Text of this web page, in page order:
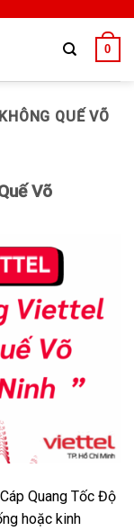
0
QUẾ VÕ
Võ
Quang Tốc Độ
hoặc kinh